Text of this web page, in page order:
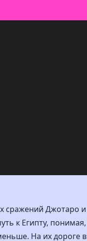
сражений Джотаро
к Египту,
На их дороге